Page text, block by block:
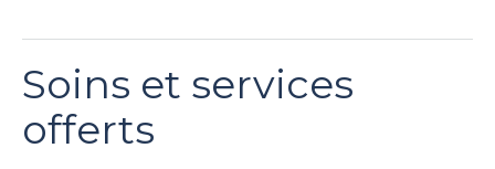
Soins et services
offerts